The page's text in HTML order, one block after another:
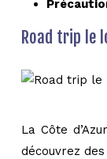
Road trip le
La Côte
découvrez